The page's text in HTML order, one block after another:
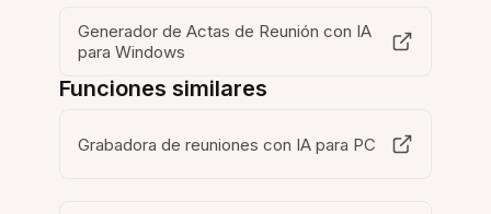
Generador de Actas de Reunión con IA
para Windows
Funciones similares
Grabadora de reuniones con IA para PC